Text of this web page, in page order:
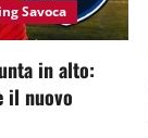
Savoca
in alto:
il nuovo